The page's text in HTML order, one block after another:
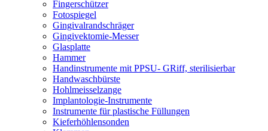
Fingerschützer
Fotospiegel
Gingivalrandschräger
Gingivektomie-Messer
Glasplatte
Hammer
Handinstrumente mit PPSU- GRiff, sterilisierbar
Handwaschbürste
Hohlmeisselzange
Implantologie-Instrumente
Instrumente für plastische Füllungen
Kieferhöhlensonden